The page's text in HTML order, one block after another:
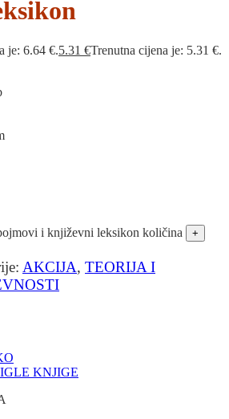
je: 6.64 €.5.31 €Trenutna cijena je: 5.31 €.
i književni leksikon količina
AKCIJA, TEORIJA I
KNJIGE